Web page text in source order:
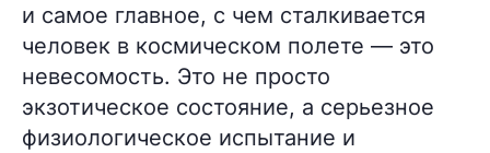
и самое главное, с чем сталкивается
человек в космическом полете — это
невесомость. Это не просто
экзотическое состояние, а серьезное
физиологическое испытание и